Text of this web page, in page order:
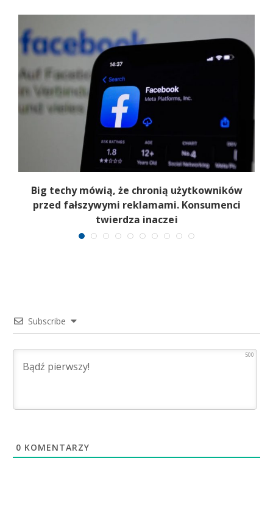
Big techy mówią, że chronią użytkowników
przed fałszywymi reklamami. Konsumenci
twierdzą inaczej
Subscribe
500
0 KOMENTARZY